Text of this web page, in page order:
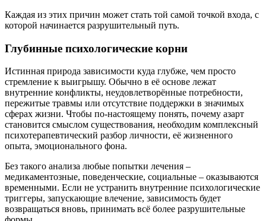
Каждая из этих причин может стать той самой точкой входа, с
которой начинается разрушительный путь.
Глубинные психологические корни
Истинная природа зависимости куда глубже, чем просто
стремление к выигрышу. Обычно в её основе лежат
внутренние конфликты, неудовлетворённые потребности,
пережитые травмы или отсутствие поддержки в значимых
сферах жизни. Чтобы по-настоящему понять, почему азарт
становится смыслом существования, необходим комплексный
психотерапевтический разбор личности, её жизненного
опыта, эмоционального фона.
Без такого анализа любые попытки лечения –
медикаментозные, поведенческие, социальные – оказываются
временными. Если не устранить внутренние психологические
триггеры, запускающие влечение, зависимость будет
возвращаться вновь, принимать всё более разрушительные